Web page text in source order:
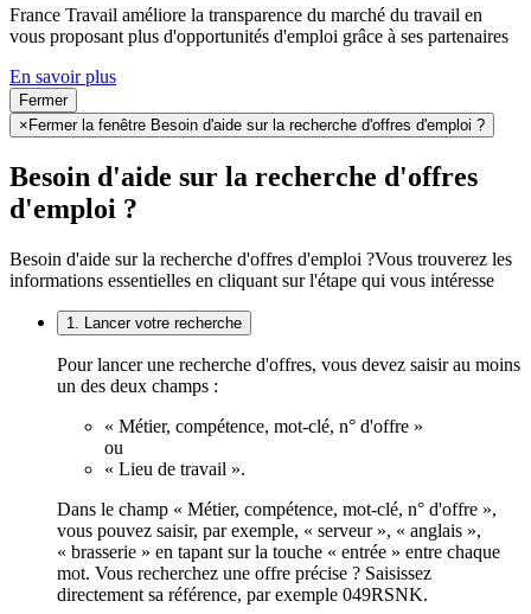
France Travail améliore la transparence du marché du travail en
vous proposant plus d'opportunités d'emploi grâce à ses partenaires
En savoir plus
Fermer
× Fermer la fenêtre Besoin d'aide sur la recherche d'offres d'emploi ?
Besoin d'aide sur la recherche d'offres
d'emploi ?
Besoin d'aide sur la recherche d'offres d'emploi ?Vous trouverez les
informations essentielles en cliquant sur l'étape qui vous intéresse
1. Lancer votre recherche
Pour lancer une recherche d'offres, vous devez saisir au moins
un des deux champs :
« Métier, compétence, mot-clé, n° d'offre »
ou
« Lieu de travail ».
Dans le champ « Métier, compétence, mot-clé, n° d'offre »,
vous pouvez saisir, par exemple, « serveur », « anglais »,
« brasserie » en tapant sur la touche « entrée » entre chaque
mot. Vous recherchez une offre précise ? Saisissez
directement sa référence, par exemple 049RSNK.